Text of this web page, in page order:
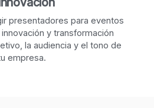
presentadores para eventos
y transformación
la audiencia y el tono de
empresa.